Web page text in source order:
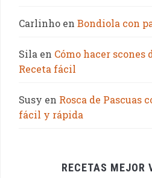
Carlinho en Bondiola con
Sila en Cómo hacer scones
Receta fácil
Susy en Rosca de Pascuas
fácil y rápida
RECETAS MEJOR